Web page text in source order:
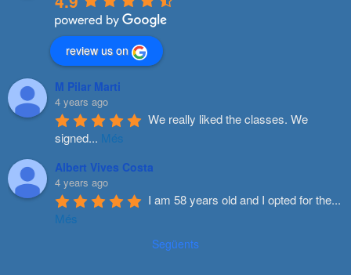
review us on
M Pilar Marti
4 years ago
We really liked the classes. We
signed... Més
Albert Vives Costa
4 years ago
I am 58 years old and I opted for the...
Més
Següents